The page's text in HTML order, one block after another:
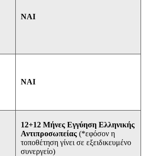
ΝΑΙ
ΝΑΙ
12+12 Μήνες Εγγύηση Ελληνικής
Αντιπροσωπείας (*εφόσον η
τοποθέτηση γίνει σε εξειδικευμένο
συνεργείο)